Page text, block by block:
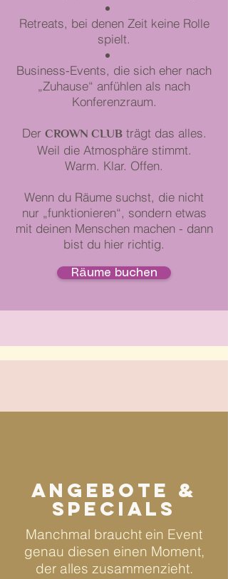
Retreats, bei denen Zeit keine Rolle
spielt.
Business-Events, die sich eher nach
„Zuhause“ anfühlen als nach
Konferenzraum.
Der CROWN CLUBträgt das alles.
Weil die Atmosphäre stimmt.
Warm. Klar. Offen.
Wenn du Räume suchst, die nicht
nur „funktionieren“, sondern etwas
mit deinen Menschen machen - dann
bist du hier richtig.
Räume buchen
angebote &
Specials
Manchmal braucht ein Event
genau diesen einen Moment,
der alles zusammenzieht.